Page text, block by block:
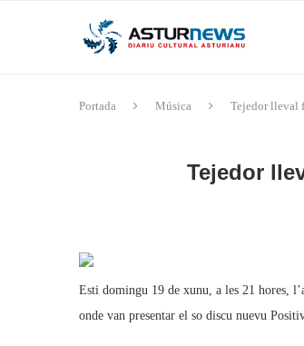
Portada Música Tejedor
Tejedor
Esti domingu 19 de xunu, a les 21 hores,
onde van presentar el so discu nuevu